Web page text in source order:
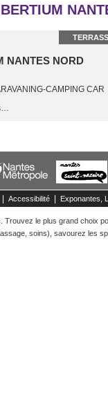
NANTES NORD
CAMPING CAR
Accessibilité Exponantes,
le plus grand choix
soins), savourez les